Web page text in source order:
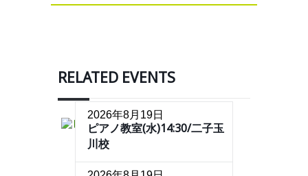
RELATED EVENTS
2026年8月19日
ピアノ教室(水)14:30/二子玉
川校